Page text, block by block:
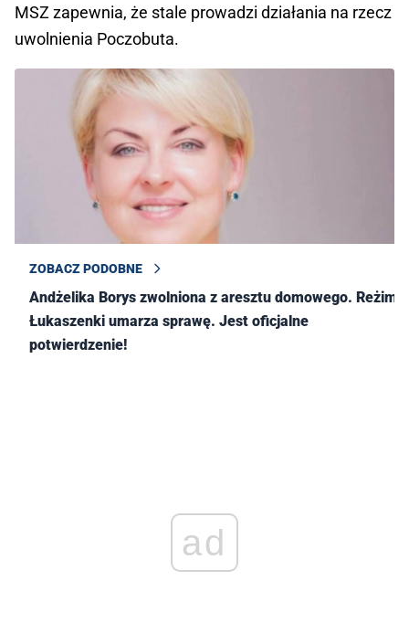
MSZ zapewnia, że stale prowadzi działania na rzecz
uwolnienia Poczobuta.
ZOBACZ PODOBNE
Andżelika Borys zwolniona z aresztu domowego. Reżim
Łukaszenki umarza sprawę. Jest oficjalne
potwierdzenie!
ad